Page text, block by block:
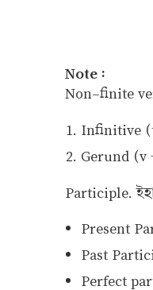
Note :
Non-finite
Infinitive
Gerund (v
Participle.
Present
Past
Perfect